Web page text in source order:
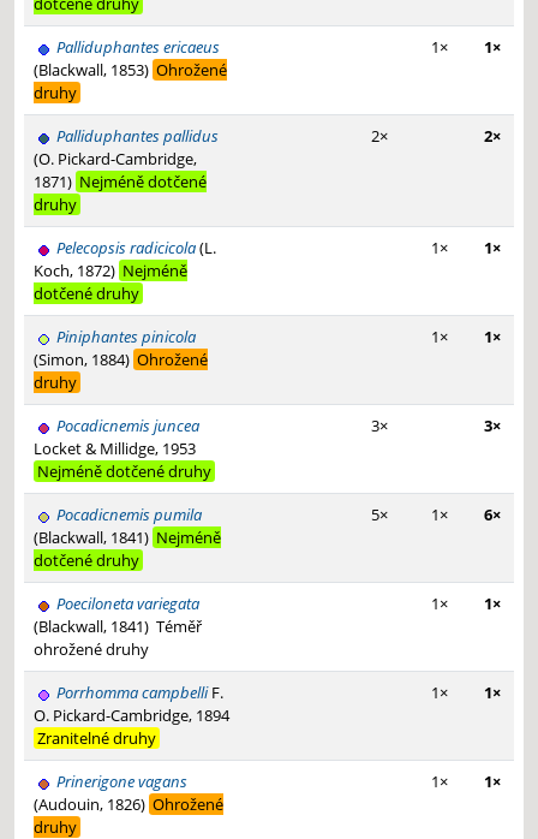
Palliduphantes ericaeus
(Blackwall, 1853) Ohrožené
druhy
1× 1×
Palliduphantes pallidus
(O. Pickard-Cambridge,
1871) Nejméně dotčené
druhy
2× 2×
Pelecopsis radicicola(L.
Koch, 1872) Nejméně
dotčené druhy
1× 1×
Piniphantes pinicola
(Simon, 1884) Ohrožené
druhy
1× 1×
Pocadicnemis juncea
Locket & Millidge, 1953
Nejméně dotčené druhy
3× 3×
Pocadicnemis pumila
(Blackwall, 1841) Nejméně
dotčené druhy
5× 1× 6×
Poeciloneta variegata
(Blackwall, 1841) Téměř
ohrožené druhy
1× 1×
Porrhomma campbelliF.
O. Pickard-Cambridge, 1894
Zranitelné druhy
1× 1×
Prinerigone vagans
(Audouin, 1826) Ohrožené
druhy
1× 1×